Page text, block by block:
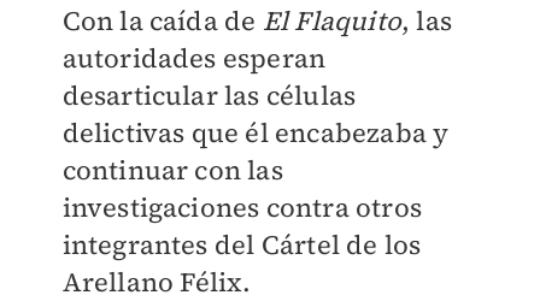
Con la caída de El Flaquito, las
autoridades esperan
desarticular las células
delictivas que él encabezaba y
continuar con las
investigaciones contra otros
integrantes del Cártel de los
Arellano Félix.